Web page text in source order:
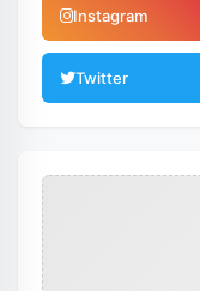
Instagram
Twitter